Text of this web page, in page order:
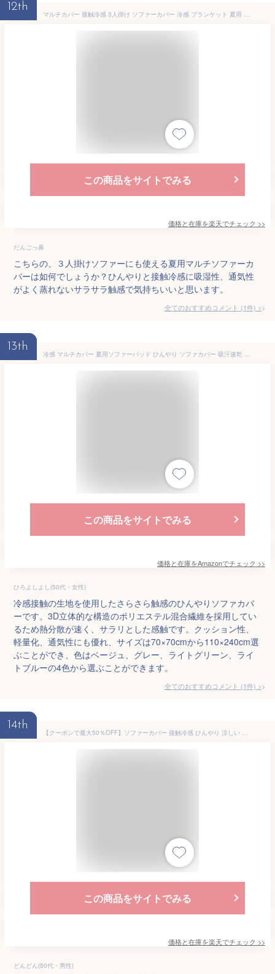
12th
マルチカバー 接触冷感 3人掛け ソファーカバー 冷感 ブランケット 夏用 ひんやり 洗える 肌布団 涼しい 柔らか 涼感 速乾 吸湿 通気性 両面 クッションカバー 掛けカバー ソファシート ソファーシーツ ソファーマット 耐久性 毛玉ができにくい 肌に優しい 送料無料
この商品をサイトでみる
価格と在庫を楽天でチェック >>
だんごっ鼻
こちらの、３人掛けソファーにも使える夏用マルチソファーカ
バーは如何でしょうか？ひんやりと接触冷感に吸湿性、通気性
がよく蒸れないサラサラ触感で気持ちいいと思います。
全てのおすすめコメント (1件) >
13th
冷感 マルチカバー 夏用ソファーパッド ひんやり ソファカバー 吸汗速乾 さらさら 滑り止め 防塵 キズ防止 かけるだけ 多機能 柔らかい ソファー保護カバー 洗える（ベージュ，70*70cm）
この商品をサイトでみる
価格と在庫をAmazonでチェック >>
ひろよしよし(50代・女性)
冷感接触の生地を使用したさらさら触感のひんやりソファカバ
ーです。3D立体的な構造のポリエステル混合繊維を採用してい
るため熱分散が速く、サラリとした感触です。クッション性、
軽量化、通気性にも優れ、サイズは70×70cmから110×240cm選
ぶことができ、色はベージュ、グレー、ライトグリーン、ライ
トブルーの4色から選ぶことができます。
全てのおすすめコメント (1件) >
14th
【クーポンで最大50％OFF】ソファーカバー 接触冷感 ひんやり 涼しい セパレート かけるだけ 無地 幾何模様入り 冷感 快適 長方形 正方形 おしゃれ 1人掛け 2人掛け 3人掛け 肘掛け 肘なし 丈夫 滑り止め プレーン L字カウチ マルチカバー ソファーパッド ソファーシート
この商品をサイトでみる
価格と在庫を楽天でチェック >>
どんどん(50代・男性)